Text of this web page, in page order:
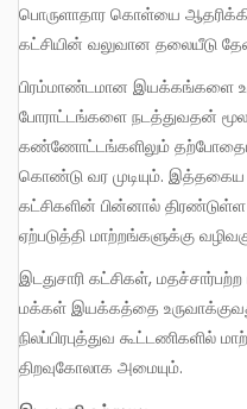
பொருளாதார கொள்யை
கட்சியின் வலுவான தலையீடு
பிரம்மாண்டமான இயக்கங்களை உருவாக்குவதன் மூலமும்,
போராட்டங்களை நடத்துவதன்
கண்ணோட்டங்களிலும்
கொண்டு வர முடியும்.
கட்சிகளின் பின்னால்
ஏற்படுத்தி மாற்றங்களுக்கு
இடதுசாரி கட்சிகள், மதச்சார்பற்ற மற்ற ஜனநாயக சக்திகள் கூட்டாக
மக்கள் இயக்கத்தை
நிலப்பிரபுத்துவ
திறவுகோலாக அமையும்.